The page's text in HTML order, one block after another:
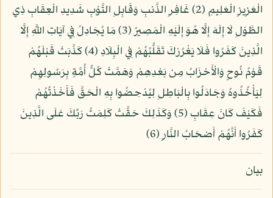
الْعَزِيزِ الْعَلِيمِ (2) غَافِرِ الذَّنبِ وَقَابِلِ التَّوْبِ شَدِيدِ الْعِقَابِ ذِي
الطَّوْلِ لَا إِلَهَ إِلَّا هُوَ إِلَيْهِ الْمَصِيرُ (3) مَا يُجَادِلُ فِي آيَاتِ اللَّهِ إِلَّا
الَّذِينَ كَفَرُوا فَلَا يَغْرُرْكَ تَقَلُّبُهُمْ فِي الْبِلَادِ (4) كَذَّبَتْ قَبْلَهُمْ
قَوْمُ نُوحٍ وَالْأَحْزَابُ مِن بَعْدِهِمْ وَهَمَّتْ كُلُّ أُمَّةٍ بِرَسُولِهِمْ
لِيَأْخُذُوهُ وَجَادَلُوا بِالْبَاطِلِ لِيُدْحِضُوا بِهِ الْحَقَّ فَأَخَذْتُهُمْ
فَكَيْفَ كَانَ عِقَابِ (5) وَكَذَلِكَ حَقَّتْ كَلِمَتُ رَبِّكَ عَلَى الَّذِينَ
كَفَرُوا أَنَّهُمْ أَصْحَابُ النَّارِ (6)
بيان